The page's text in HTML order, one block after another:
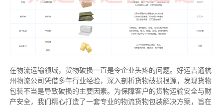
在物流运输领域，货物破损一直是令企业头疼的问题。好运吉通杭
州物流公司凭借多年行业经验，深入剖析货物破损根源，发现货物
包装不当是导致破损的主要因素。为保障客户的货物运输安全与财
产安全，我们精心打造了一套专业的物流货物包装解决方案，旨在